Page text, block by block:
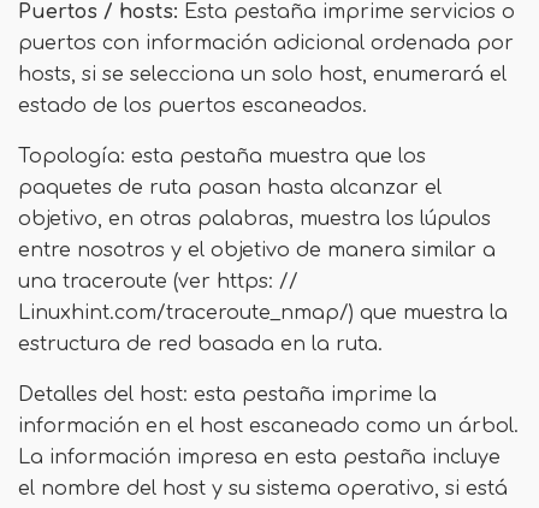
Puertos / hosts: Esta pestaña imprime servicios o
puertos con información adicional ordenada por
hosts, si se selecciona un solo host, enumerará el
estado de los puertos escaneados.
Topología: esta pestaña muestra que los
paquetes de ruta pasan hasta alcanzar el
objetivo, en otras palabras, muestra los lúpulos
entre nosotros y el objetivo de manera similar a
una traceroute (ver https: //
Linuxhint.com/traceroute_nmap/) que muestra la
estructura de red basada en la ruta.
Detalles del host: esta pestaña imprime la
información en el host escaneado como un árbol.
La información impresa en esta pestaña incluye
el nombre del host y su sistema operativo, si está